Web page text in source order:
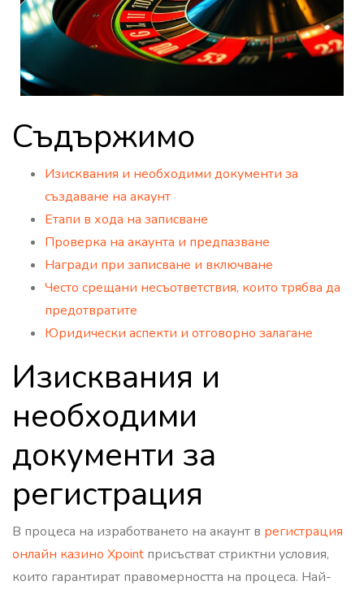
Съдържимо
Изисквания и необходими документи за
създаване на акаунт
Етапи в хода на записване
Проверка на акаунта и предпазване
Награди при записване и включване
Често срещани несъответствия, които трябва да
предотвратите
Юридически аспекти и отговорно залагане
Изисквания и
необходими
документи за
регистрация
В процеса на изработването на акаунт в регистрация
онлайн казино Xpoint присъстват стриктни условия,
които гарантират правомерността на процеса. Най-